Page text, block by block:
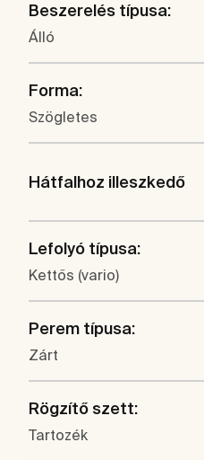
Beszerelés típusa:
Álló
Forma:
Szögletes
Hátfalhoz illeszkedő
Lefolyó típusa:
Kettős (vario)
Perem típusa:
Zárt
Rögzítő szett:
Tartozék